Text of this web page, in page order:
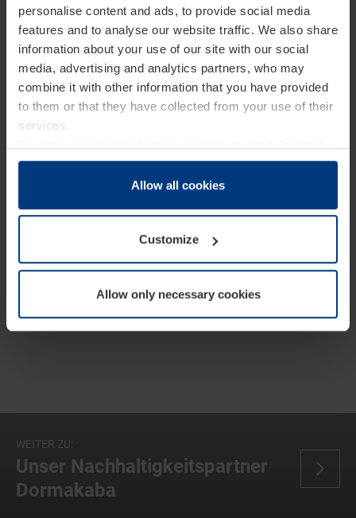
personalise content and ads, to provide social media
features and to analyse our website traffic. We also share
information about your use of our site with our social
media, advertising and analytics partners, who may
combine it with other information that you have provided
to them or that they have collected from your use of their
services.
they are essential to the operation of this website. We
need your consent for all other types of cookies. You can
cookie declaration popup on ourPrivacy Policypage.
Allow all cookies
Customize
Allow only necessary cookies
– sind wertvolle Bausteine für eine nachhaltigere
Zukunft. Wir danken allen Partnern für ihr Vertrauen
und ihr Engagement. Und wir freuen uns über jedes
weitere Unternehmen, das sich entscheidet, mit uns
diesen Weg weiterzugehen.
WEITER ZU:
Unser Nachhaltigkeitspartner
Dormakaba